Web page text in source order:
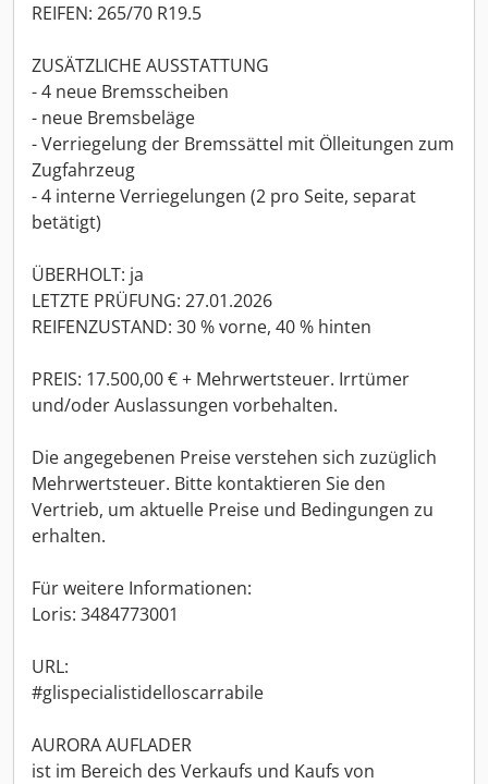
REIFEN: 265/70 R19.5
ZUSÄTZLICHE AUSSTATTUNG
- 4 neue Bremsscheiben
- neue Bremsbeläge
- Verriegelung der Bremssättel mit Ölleitungen zum
Zugfahrzeug
- 4 interne Verriegelungen (2 pro Seite, separat
betätigt)
ÜBERHOLT: ja
LETZTE PRÜFUNG: 27.01.2026
REIFENZUSTAND: 30 % vorne, 40 % hinten
PREIS: 17.500,00 € + Mehrwertsteuer. Irrtümer
und/oder Auslassungen vorbehalten.
Die angegebenen Preise verstehen sich zuzüglich
Mehrwertsteuer. Bitte kontaktieren Sie den
Vertrieb, um aktuelle Preise und Bedingungen zu
erhalten.
Für weitere Informationen:
Loris: 3484773001
URL:
#glispecialistidelloscarrabile
AURORA AUFLADER
ist im Bereich des Verkaufs und Kaufs von